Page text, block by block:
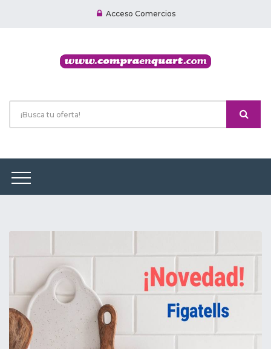
Acceso Comercios